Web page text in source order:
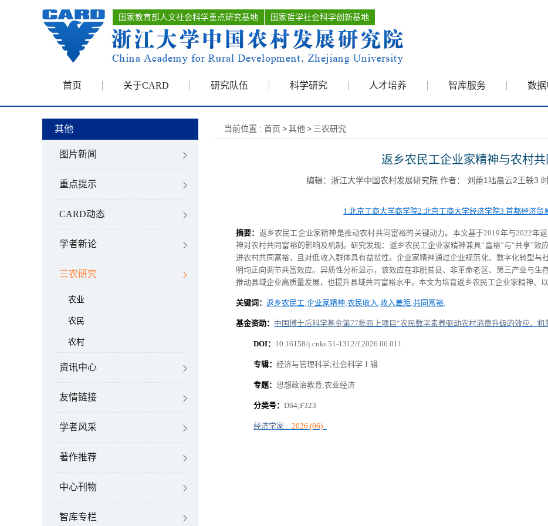
国家教育部人文社会科学重点研究基地 国家哲学社会科学创新基地
首页 关于CARD 研究队伍 科学研究 人才培养 智库服务 数
其他
图片新闻
重点提示
CARD动态
学者新论
三农研究
农业
农民
农村
资讯中心
友情链接
学者风采
著作推荐
中心刊物
智库专栏
当前位置 : 首页 >其他 > 三农研究
返乡农民工企业家精神与农村
编辑：浙江大学中国农村发展研究院 作者： 刘蕾1陆晨云2王轶3
1.北京工商大学商学院2.北京工商大学经济学院3.首都经济贸
摘要： 返乡农民工企业家精神是推动农村共同富裕的关键动力。本文基于2019年与2022年
神对农村共同富裕的影响及机制。研究发现：返乡农民工企业家精神兼具“富裕”与“共享”
进农村共同富裕，且对低收入群体具有益贫性。企业家精神通过企业规范化、数字化转型与
明均正向调节共富效应。异质性分析显示，该效应在非脱贫县、非革命老区、第三产业与
推动县域企业高质量发展，也提升县域共同富裕水平。本文为培育返乡农民工企业家精神、
关键词： 返乡农民工;企业家精神;农民收入;收入差距;共同富裕;
基金资助： 中国博士后科学基金第77批面上项目“农民数字素养驱动农村消费升级的效应、机
DOI： 10.16158/j.cnki.51-1312/f.2026.06.011
专辑： 经济与管理科学;社会科学Ⅰ辑
专题： 思想政治教育;农业经济
分类号： D64;F323
经济学家 . 2026 (06)